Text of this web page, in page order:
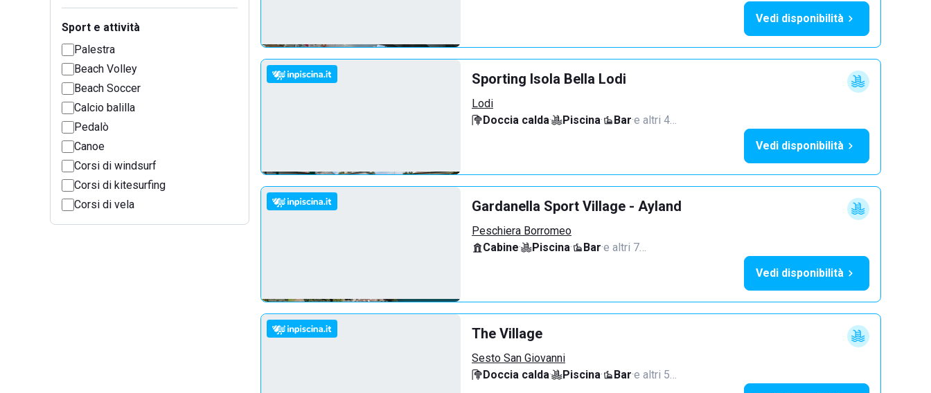
Sport e attività
Palestra
Beach Volley
Beach Soccer
Calcio balilla
Pedalò
Canoe
Corsi di windsurf
Corsi di kitesurfing
Corsi di vela
Vedi disponibilità
Sporting Isola Bella Lodi
Lodi
Doccia calda· Piscina· Bar·e altri 4…
Vedi disponibilità
Gardanella Sport Village - Ayland
Peschiera Borromeo
Cabine· Piscina· Bar·e altri 7…
Vedi disponibilità
The Village
Sesto San Giovanni
Doccia calda· Piscina· Bar·e altri 5…